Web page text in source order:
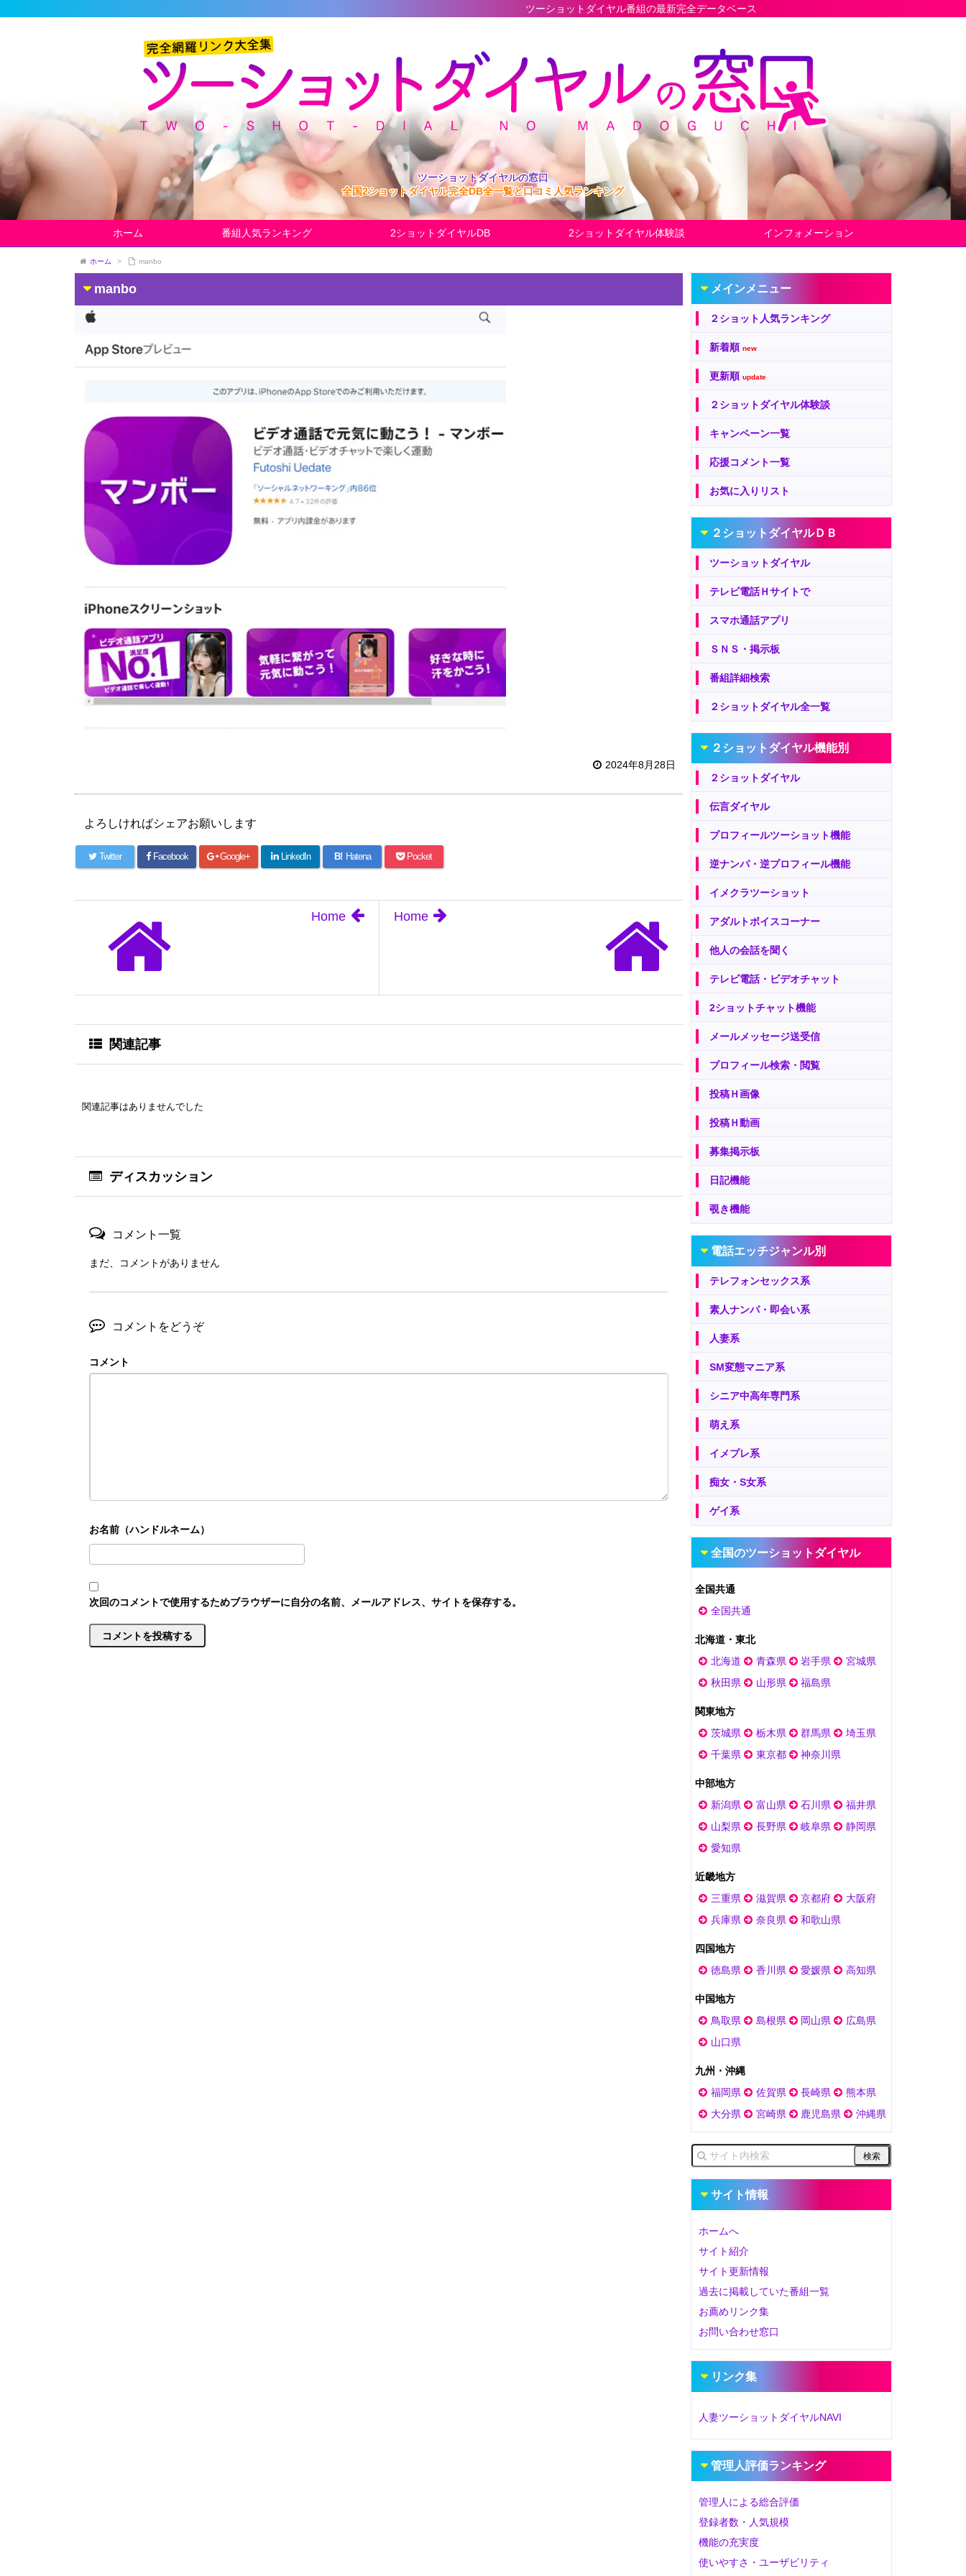
ツーショットダイヤル番組の最新完全データベース
ツーショットダイヤルの窓口
全国2ショットダイヤル完全DB全一覧と口コミ人気ランキング
ホーム 番組人気ランキング 2ショットダイヤルDB 2ショットダイヤル体験談 インフォメーション
ホーム > manbo
manbo
2024年8月28日
よろしければシェアお願いします
Twitter Facebook Google+ LinkedIn B! Hatena Pocket
Home
Home
関連記事
関連記事はありませんでした
ディスカッション
コメント一覧
まだ、コメントがありません
コメントをどうぞ
コメント
次回のコメントで使用するためブラウザーに自分の名前、メールアドレス、サイトを保存する。
メインメニュー
２ショット人気ランキング
新着順 new
更新順 update
２ショットダイヤル体験談
キャンペーン一覧
応援コメント一覧
お気に入りリスト
２ショットダイヤルＤＢ
ツーショットダイヤル
テレビ電話Ｈサイトで
スマホ通話アプリ
ＳＮＳ・掲示板
番組詳細検索
２ショットダイヤル全一覧
２ショットダイヤル機能別
２ショットダイヤル
伝言ダイヤル
プロフィールツーショット機能
逆ナンパ・逆プロフィール機能
イメクラツーショット
アダルトボイスコーナー
他人の会話を聞く
テレビ電話・ビデオチャット
2ショットチャット機能
メールメッセージ送受信
プロフィール検索・閲覧
投稿Ｈ画像
投稿Ｈ動画
募集掲示板
日記機能
覗き機能
電話エッチジャンル別
テレフォンセックス系
素人ナンパ・即会い系
人妻系
SM変態マニア系
シニア中高年専門系
萌え系
イメプレ系
痴女・S女系
ゲイ系
全国のツーショットダイヤル
全国共通
全国共通
北海道・東北
北海道
青森県 岩手県
宮城県
秋田県
山形県 福島県
関東地方
茨城県
栃木県 群馬県
埼玉県
千葉県
東京都 神奈川県
中部地方
新潟県
富山県 石川県
福井県
山梨県
長野県 岐阜県
静岡県
愛知県
近畿地方
三重県
滋賀県 京都府
大阪府
兵庫県
奈良県 和歌山県
四国地方
徳島県
香川県 愛媛県 高知県
中国地方
鳥取県
島根県 岡山県
広島県
山口県
九州・沖縄
福岡県
佐賀県 長崎県
熊本県
大分県
宮崎県 鹿児島県 沖縄県
サイト情報
ホームへ
サイト紹介
サイト更新情報
過去に掲載していた番組一覧
お薦めリンク集
お問い合わせ窓口
リンク集
人妻ツーショットダイヤルNAVI
管理人評価ランキング
管理人による総合評価
登録者数・人気規模
機能の充実度
使いやすさ・ユーザビリティ